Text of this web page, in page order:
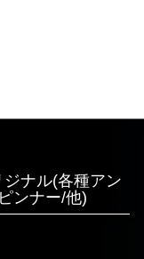
ナル(各種アン
ンナー/他)